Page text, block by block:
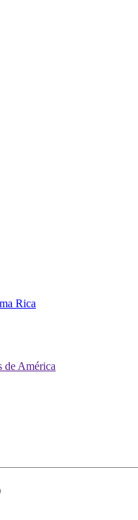
Rica
de América